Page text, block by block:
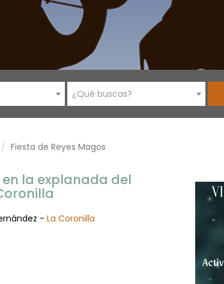
¿Qué buscas?
Fiesta de Reyes Magos
en la explanada del
- La Coronilla